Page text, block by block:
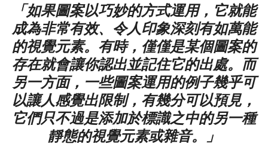
「如果圖案以巧妙的方式運用，它就能
成為非常有效、令人印象深刻有如萬能
的視覺元素。有時，僅僅是某個圖案的
存在就會讓你認出並記住它的出處。而
另一方面，一些圖案運用的例子幾乎可
以讓人感覺出限制，有幾分可以預見，
它們只不過是添加於標識之中的另一種
靜態的視覺元素或雜音。」